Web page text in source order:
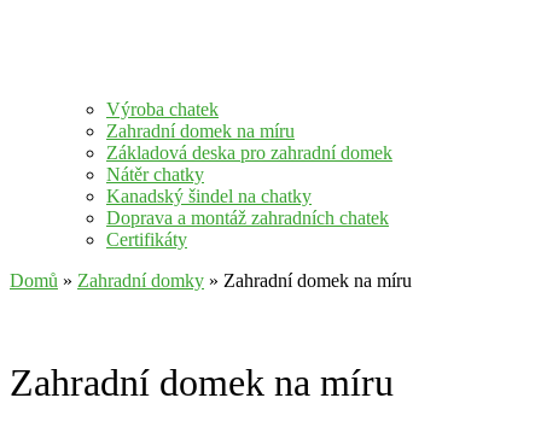
Výroba chatek
Zahradní domek na míru
Základová deska pro zahradní domek
Nátěr chatky
Kanadský šindel na chatky
Doprava a montáž zahradních chatek
Certifikáty
Domů » Zahradní domky » Zahradní domek na míru
Zahradní domek na míru